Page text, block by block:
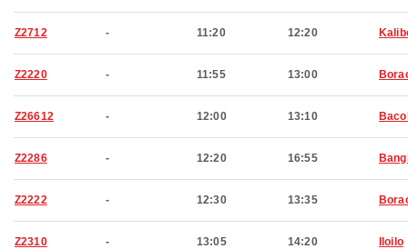
Z2712 - 11:20 12:20
Z2220 - 11:55 13:00
Z26612 - 12:00 13:10
Z2286 - 12:20 16:55
Z2222 - 12:30 13:35
Z2310 - 13:05 14:20 Iloilo